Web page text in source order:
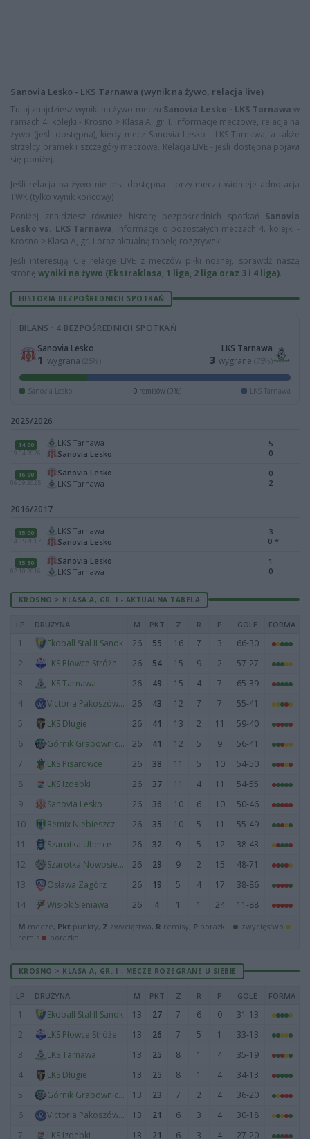
Sanovia Lesko - LKS Tarnawa (wynik na żywo, relacja live)
Tutaj znajdziesz wyniki na żywo meczu Sanovia Lesko - LKS Tarnawa w
ramach 4. kolejki - Krosno > Klasa A, gr. I. Informacje meczowe, relacja na
żywo (jeśli dostępna), kiedy mecz Sanovia Lesko - LKS Tarnawa, a także
strzelcy bramek i szczegóły meczowe. Relacja LIVE - jeśli dostępna pojawi
się poniżej.
Jeśli relacja na żywo nie jest dostępna - przy meczu widnieje adnotacja
TWK (tylko wynik końcowy)
Poniżej znajdziesz również historę bezpośrednich spotkań Sanovia
Lesko vs. LKS Tarnawa, informacje o pozostałych meczach 4. kolejki -
Krosno > Klasa A, gr. I oraz aktualną tabelę rozgrywek.
Jeśli interesują Cię relacje LIVE z meczów piłki nożnej, sprawdź naszą
stronę wyniki na żywo (Ekstraklasa, 1 liga, 2 liga oraz 3 i 4 liga).
HISTORIA BEZPOŚREDNICH SPOTKAŃ
BILANS · 4 BEZPOŚREDNICH SPOTKAŃ
Sanovia Lesko
1 wygrana (25%)
LKS Tarnawa
3 wygrane (75%)
Sanovia Lesko 0remisów (0%) LKS Tarnawa
2025/2026
14:00
19.04.2026
LKS Tarnawa
Sanovia Lesko
5
0
16:00
Sanovia Lesko
LKS Tarnawa
0
2
2016/2017
15:00
14.05.2017
LKS Tarnawa
Sanovia Lesko
3
0 *
15:30
Sanovia Lesko
LKS Tarnawa
1
0
KROSNO > KLASA A, GR. I - AKTUALNA TABELA
LP DRUŻYNA M PKT Z R P GOLE FORMA
1 Ekoball Stal II Sanok 26 55 16 7 3
66-30
2
LKS Płowce Stróże Małe 26 54 15 9 2
57-27
3
LKS Tarnawa 26 49 15 4 7
65-39
4
Victoria Pakoszówka 26 43 12 7 7
55-41
5
LKS Długie 26 41 13 2 11
59-40
6
Górnik Grabownica Starzeńska 26 41 12 5 9
56-41
7
LKS Pisarowce 26 38 11 5 10
54-50
8
LKS Izdebki 26 37 11 4 11
54-55
9
Sanovia Lesko 26 36 10 6 10
50-46
10
Remix Niebieszczany 26 35 10 5 11
55-49
11
Szarotka Uherce 26 32 9 5 12
38-43
12
Szarotka Nowosielce 26 29 9 2 15
48-71
13
Osława Zagórz 26 19 5 4 17
38-86
14
Wisłok Sieniawa 26 4 1 1 24 11-88
M mecze, Pkt punkty, Z zwycięstwa, R remisy, P porażki ·
zwycięstwo
remis
porażka
KROSNO > KLASA A, GR. I - MECZE ROZEGRANE U SIEBIE
LP DRUŻYNA M PKT Z R P GOLE FORMA
1 Ekoball Stal II Sanok 13 27 7 6 0
31-13
2
LKS Płowce Stróże Małe 13 26 7 5 1
33-13
3
LKS Tarnawa 13 25 8 1 4
35-19
4
LKS Długie 13 25 8 1 4
34-13
5
Górnik Grabownica Starzeńska 13 23 7 2 4
36-20
6
Victoria Pakoszówka 13 21 6 3 4
30-18
7
LKS Izdebki 13 21 6 3 4 27-20